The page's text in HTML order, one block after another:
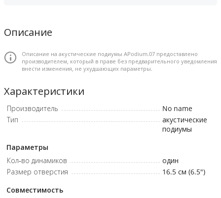
Описание
Описание на акустические подиумы APodium.07 предоставлено
производителем, который в праве без предварительного уведомления
внести изменения, не ухудшающих параметры.
Характеристики
Производитель
No name
Тип
акустические
подиумы
Параметры
Кол-во динамиков
один
Размер отверстия
16.5 см (6.5")
Совместимость